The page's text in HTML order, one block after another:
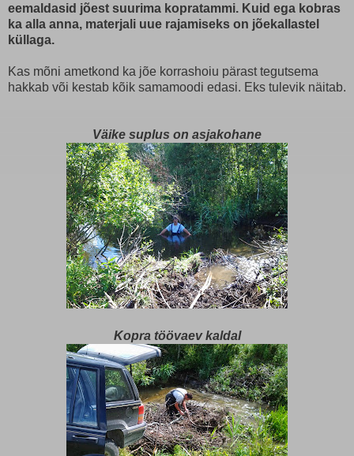
eemaldasid jõest suurima kopratammi. Kuid ega kobras
ka alla anna, materjali uue rajamiseks on jõekallastel
küllaga.
Kas mõni ametkond ka jõe korrashoiu pärast tegutsema
hakkab või kestab kõik samamoodi edasi. Eks tulevik näitab.
Väike suplus on asjakohane
Kopra töövaev kaldal